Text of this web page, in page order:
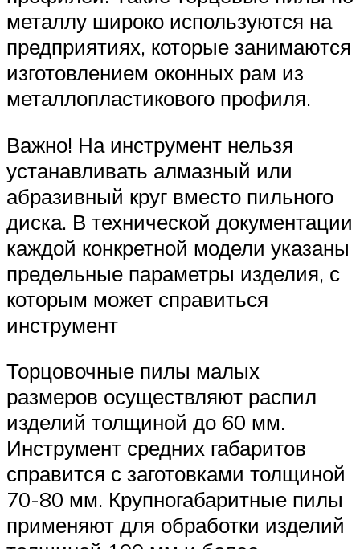
металлу широко используются на
предприятиях, которые занимаются
изготовлением оконных рам из
металлопластикового профиля.
Важно! На инструмент нельзя
устанавливать алмазный или
абразивный круг вместо пильного
диска. В технической документации
каждой конкретной модели указаны
предельные параметры изделия, с
которым может справиться
инструмент
Торцовочные пилы малых
размеров осуществляют распил
изделий толщиной до 60 мм.
Инструмент средних габаритов
справится с заготовками толщиной
70-80 мм. Крупногабаритные пилы
применяют для обработки изделий